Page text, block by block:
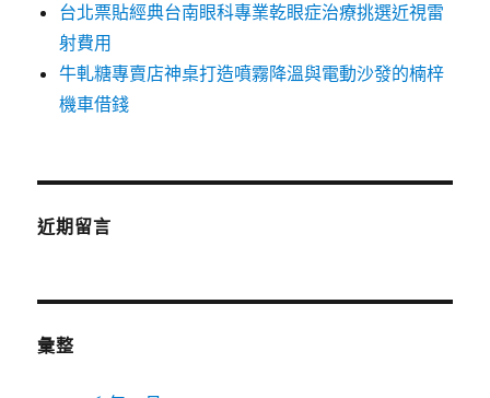
台北票貼經典台南眼科專業乾眼症治療挑選近視雷
射費用
牛軋糖專賣店神桌打造噴霧降溫與電動沙發的楠梓
機車借錢
近期留言
彙整